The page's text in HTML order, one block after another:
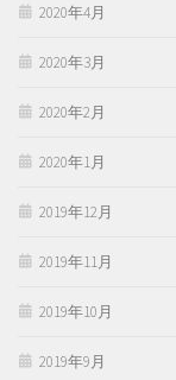
2020年4月
2020年3月
2020年2月
2020年1月
2019年12月
2019年11月
2019年10月
2019年9月